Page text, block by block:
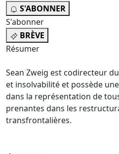
S'ABONNER
S'abonner
BRÈVE
Résumer
Sean Zweig est codirecteur
et insolvabilité et possède
dans la représentation de
prenantes dans les
transfrontalières.